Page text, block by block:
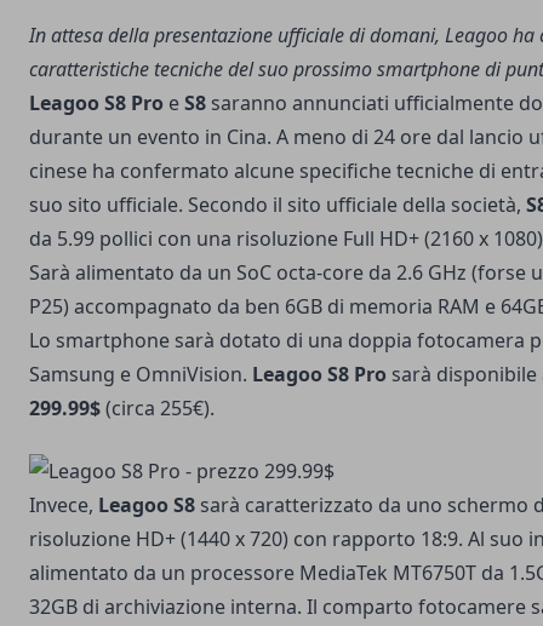
In attesa della presentazione ufficiale di domani, Leagoo
caratteristiche tecniche del suo prossimo smartphone di
Leagoo S8 Pro eS8 saranno annunciati ufficialmente
durante un evento in Cina. A meno di 24 ore dal lancio
cinese ha confermato alcune specifiche tecniche di
suo sito ufficiale. Secondo il sito ufficiale della società,
da 5.99 pollici con una risoluzione Full HD+ (2160 x
Sarà alimentato da un SoC octa-core da 2.6 GHz (forse
P25) accompagnato da ben 6GB di memoria RAM e
Lo smartphone sarà dotato di una doppia fotocamera
Samsung e OmniVision. Leagoo S8 Pro sarà
299.99$(circa 255€).
Invece, Leagoo S8 sarà caratterizzato da uno schermo
risoluzione HD+ (1440 x 720) con rapporto 18:9. Al suo
alimentato da un processore MediaTek MT6750T da
32GB di archiviazione interna. Il comparto fotocamere